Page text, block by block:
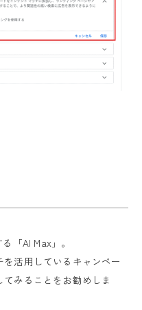
「AI Max」。
活用しているキャンペー
みることをお勧めしま